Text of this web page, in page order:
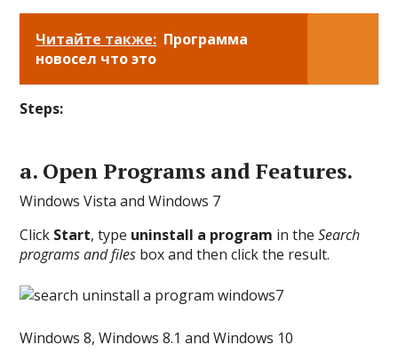
Читайте также: Программа
новосел что это
Steps:
a. Open Programs and Features.
Windows Vista and Windows 7
Click Start, type uninstall a program in theSearch
programs and files box and then click the result.
Windows 8, Windows 8.1 and Windows 10